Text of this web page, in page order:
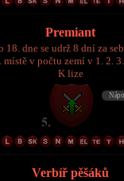
Premiant
18. dne se udrž 8 dní za
místě v počtu zemí v 1. 2.
K lize
Verbíř pěšáků